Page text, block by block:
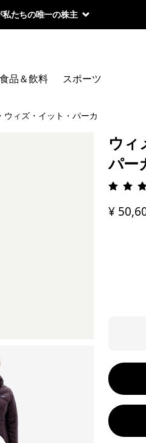
私たちの唯一の株主
食品＆飲料 スポーツ
ウィズ・イット・パーカ
ウィ
パー
¥